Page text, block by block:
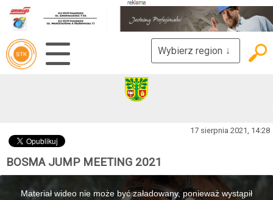
Wybierz region ↓
17 sierpnia 2021, 14:28
BOSMA JUMP MEETING 2021
Materiał wideo nie może być załadowany, ponieważ wystąpił